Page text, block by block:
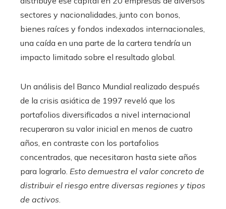
sectores y nacionalidades, junto con bonos,
bienes raíces y fondos indexados internacionales,
una caída en una parte de la cartera tendría un
impacto limitado sobre el resultado global.
Un análisis del Banco Mundial realizado después
de la crisis asiática de 1997 reveló que los
portafolios diversificados a nivel internacional
recuperaron su valor inicial en menos de cuatro
años, en contraste con los portafolios
concentrados, que necesitaron hasta siete años
para lograrlo. Esto demuestra el valor concreto de
distribuir el riesgo entre diversas regiones y tipos
de activos.